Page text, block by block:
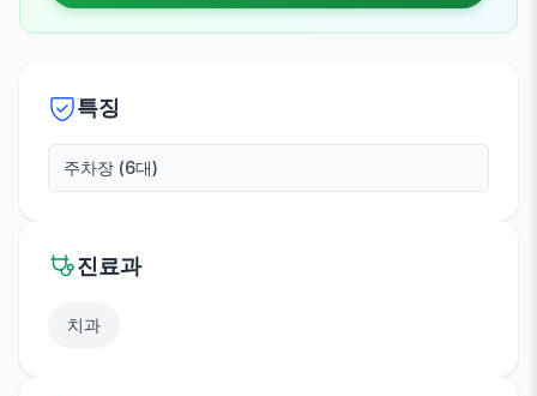
특징
주차장 (6대)
진료과
치과